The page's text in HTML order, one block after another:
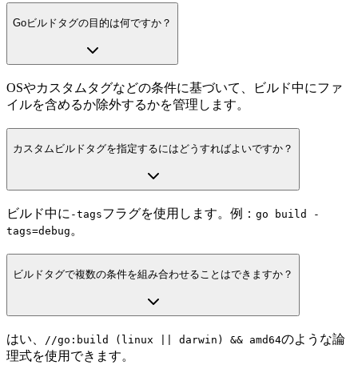
Goビルドタグの目的は何ですか？
OSやカスタムタグなどの条件に基づいて、ビルド中にファ
イルを含めるか除外するかを管理します。
カスタムビルドタグを指定するにはどうすればよいですか？
ビルド中に -tagsフラグを使用します。例： go build -
tags=debug 。
ビルドタグで複数の条件を組み合わせることはできますか？
はい、 //go:build (linux || darwin) && amd64のような論
理式を使用できます。